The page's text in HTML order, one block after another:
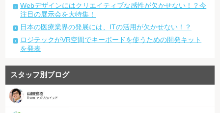
Webデザインにはクリエイティブな感性が欠かせない！？今
注目の展示会を大特集！
日本の医療業界の発展には、ITの活用が欠かせない！？
ロジテックがVR空間でキーボードを使うための開発キット
を発表
スタッフ別ブログ